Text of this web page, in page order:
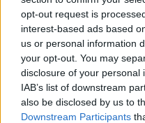
opt-out request is
interest-based ads based
us or personal information
your opt-out. You may
disclosure of your personal
IAB’s list of downstream
also be disclosed by us to
Downstream Participants